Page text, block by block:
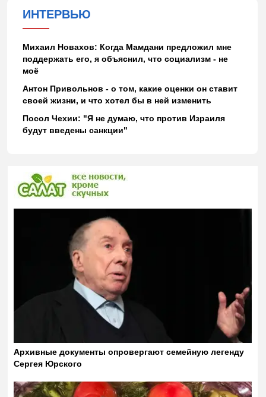
ИНТЕРВЬЮ
Михаил Новахов: Когда Мамдани предложил мне
поддержать его, я объяснил, что социализм - не
моё
Антон Привольнов - о том, какие оценки он ставит
своей жизни, и что хотел бы в ней изменить
Посол Чехии: "Я не думаю, что против Израиля
будут введены санкции"